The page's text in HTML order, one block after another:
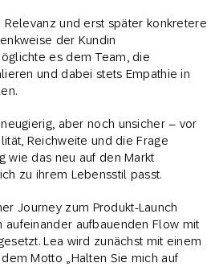
Relevanz und erst später konkretere
der Kundin
es dem Team, die
und dabei stets Empathie in
aber noch unsicher – vor
Reichweite und die Frage
wie das neu auf den Markt
zu ihrem Lebensstil passt.
Journey zum Produkt-Launch
aufbauenden Flow mit
Lea wird zunächst mit einem
Motto „Halten Sie mich auf